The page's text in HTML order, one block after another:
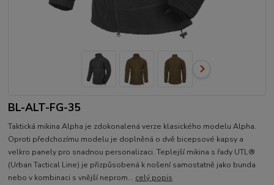
BL-ALT-FG-35
Taktická mikina Alpha je zdokonalená verze klasického modelu Alpha.
Oproti předchozímu modelu je doplněná o dvě bicepsové kapsy a
velkro panely pro snadnou personalizaci. Teplejší mikina s řady UTL®
(Urban Tactical Line) je přizpůsobená k nošení samostatně jako bunda
nebo v kombinaci s vnější neprom... celý popis